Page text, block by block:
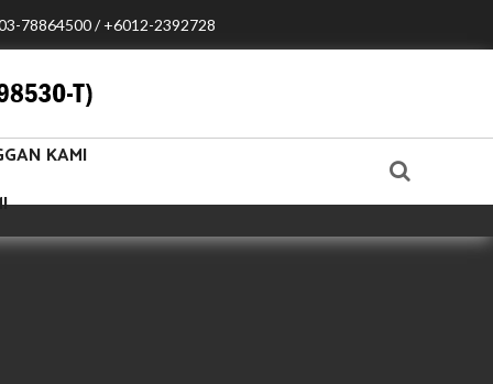
78864500 / +6012-2392728
KAMI